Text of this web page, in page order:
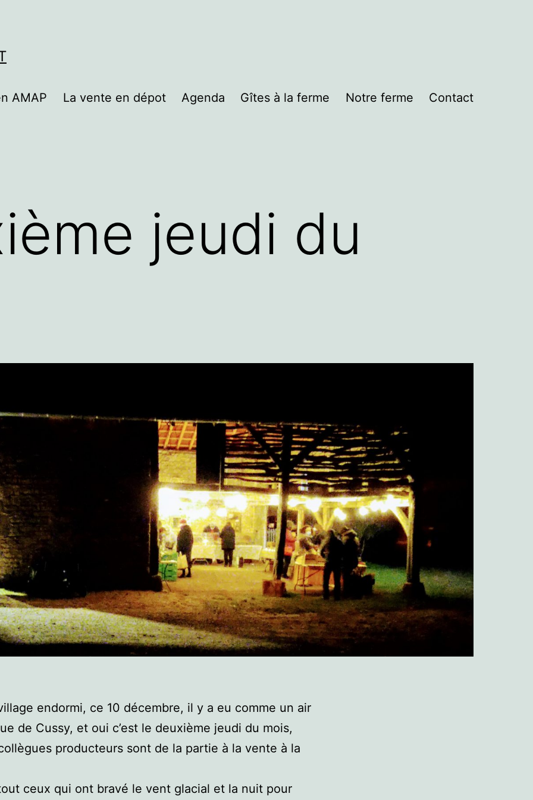
AMAP La vente en dépot Agenda Gîtes à la ferme Notre ferme Contact
jeudi du
endormi, ce 10 décembre, il y a eu comme un air
de Cussy, et oui c’est le deuxième jeudi du mois,
producteurs sont de la partie à la vente à la
ceux qui ont bravé le vent glacial et la nuit pour